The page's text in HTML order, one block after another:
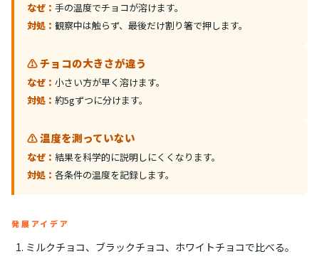
なぜ： 手の温度でチョコが溶けます。
対処： 観察中は触らず、最後だけ割り箸で押します。
⚠️ チョコの大きさが違う
なぜ： 小さい方が早く溶けます。
対処： 約5gずつに分けます。
⚠️ 温度を測っていない
なぜ： 結果を科学的に説明しにくくなります。
対処： 各条件の温度を記録します。
発展アイデア
ミルクチョコ、ブラックチョコ、ホワイトチョコで比べる。